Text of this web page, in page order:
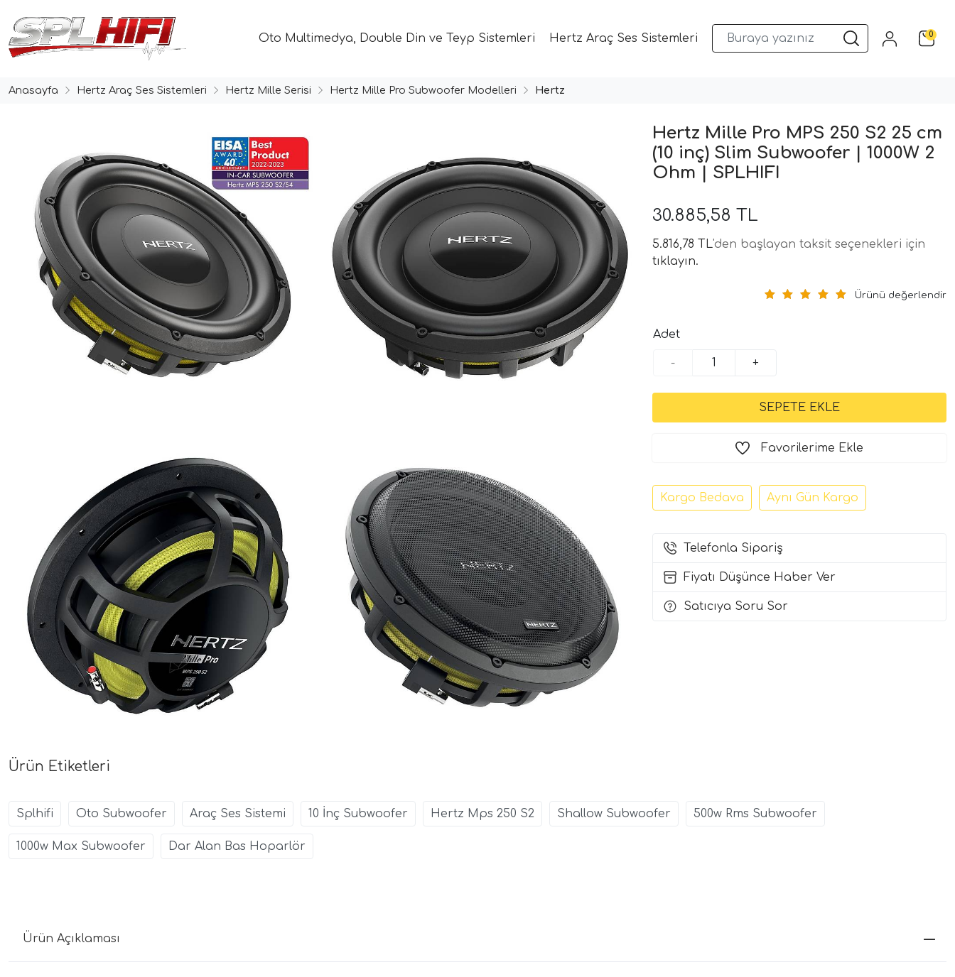
Oto Multimedya, Double Din ve Teyp Sistemleri Hertz Araç Ses Sistemleri Musway DSP ve Araç Ses Sistemleri 0
Anasayfa Hertz Araç Ses Sistemleri Hertz Mille Serisi Hertz Mille Pro Subwoofer Modelleri Hertz
Hertz Mille Pro MPS 250 S2 25 cm
(10 inç) Slim Subwoofer | 1000W 2
Ohm | SPLHIFI
30.885,58 TL
5.816,78 TL'den başlayan taksit seçenekleri için
tıklayın.
Ürünü değerlendir
Adet
- +
Favorilerime Ekle
Kargo Bedava Aynı Gün Kargo
Telefonla Sipariş
Fiyatı Düşünce Haber Ver
Satıcıya Soru Sor
Ürün Etiketleri
Splhifi Oto Subwoofer Araç Ses Sistemi 10 İnç Subwoofer Hertz Mps 250 S2 Shallow Subwoofer 500w Rms Subwoofer
1000w Max Subwoofer Dar Alan Bas Hoparlör
Ürün Açıklaması